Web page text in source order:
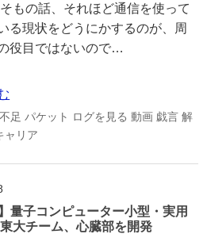
もの話、それほど通信を使って
る現状をどうにかするのが、周
役目ではないので…
足 パケット ログを見る 動画 戯言 解
ャリア
量子コンピューター小型・実用
大チーム、心臓部を開発